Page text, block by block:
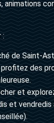
:
de Saint-
profitez des
et
et vendredis